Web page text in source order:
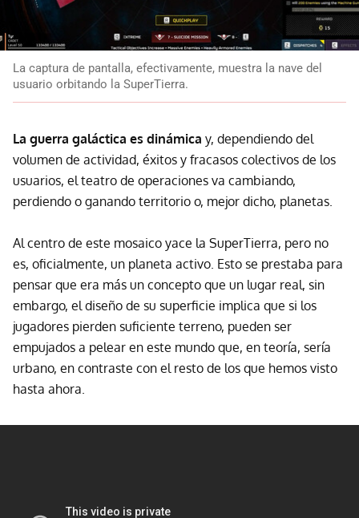
La captura de pantalla, efectivamente, muestra la nave del
usuario orbitando la SuperTierra.
La guerra galáctica es dinámica y, dependiendo del
volumen de actividad, éxitos y fracasos colectivos de los
usuarios, el teatro de operaciones va cambiando,
perdiendo o ganando territorio o, mejor dicho, planetas.
Al centro de este mosaico yace la SuperTierra, pero no
es, oficialmente, un planeta activo. Esto se prestaba para
pensar que era más un concepto que un lugar real, sin
embargo, el diseño de su superficie implica que si los
jugadores pierden suficiente terreno, pueden ser
empujados a pelear en este mundo que, en teoría, sería
urbano, en contraste con el resto de los que hemos visto
hasta ahora.